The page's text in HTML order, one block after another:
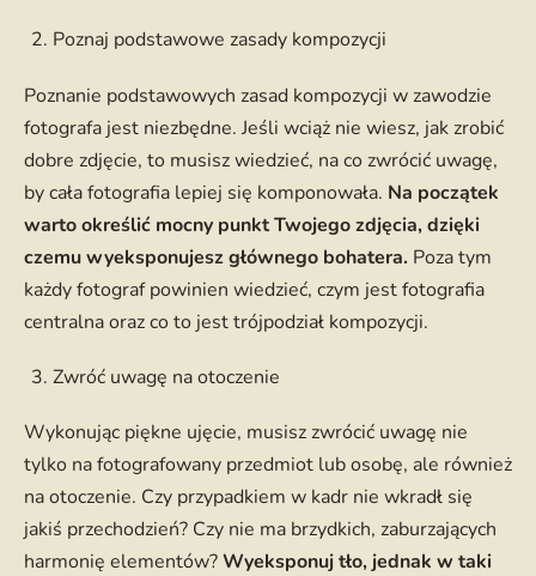
Poznaj podstawowe zasady kompozycji
Poznanie podstawowych zasad kompozycji w zawodzie
fotografa jest niezbędne. Jeśli wciąż nie wiesz, jak zrobić
dobre zdjęcie, to musisz wiedzieć, na co zwrócić uwagę,
by cała fotografia lepiej się komponowała. Na początek
warto określić mocny punkt Twojego zdjęcia, dzięki
czemu wyeksponujesz głównego bohatera. Poza tym
każdy fotograf powinien wiedzieć, czym jest fotografia
centralna oraz co to jest trójpodział kompozycji.
Zwróć uwagę na otoczenie
Wykonując piękne ujęcie, musisz zwrócić uwagę nie
tylko na fotografowany przedmiot lub osobę, ale również
na otoczenie. Czy przypadkiem w kadr nie wkradł się
jakiś przechodzień? Czy nie ma brzydkich, zaburzających
harmonię elementów?Wyeksponuj tło, jednak w taki